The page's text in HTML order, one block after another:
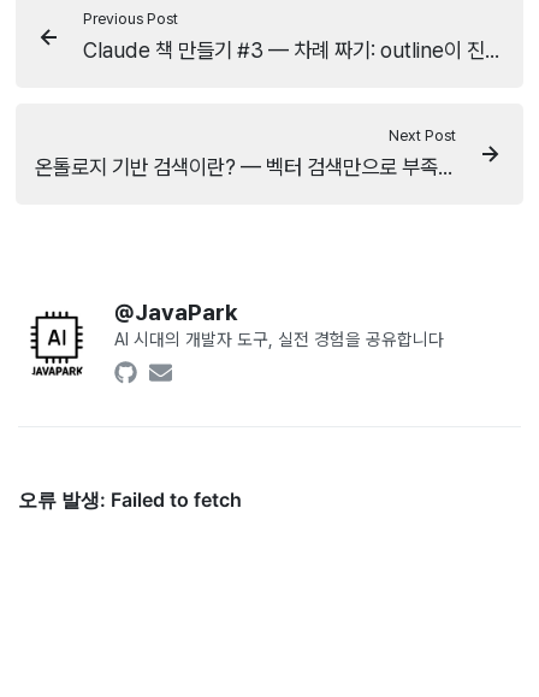
Previous Post
Claude 책 만들기 #3 — 차례 짜기: outline이 진실의 원천이다
Next Post
온톨로지 기반 검색이란? — 벡터 검색만으로 부족했던 이유
@JavaPark
AI 시대의 개발자 도구, 실전 경험을 공유합니다